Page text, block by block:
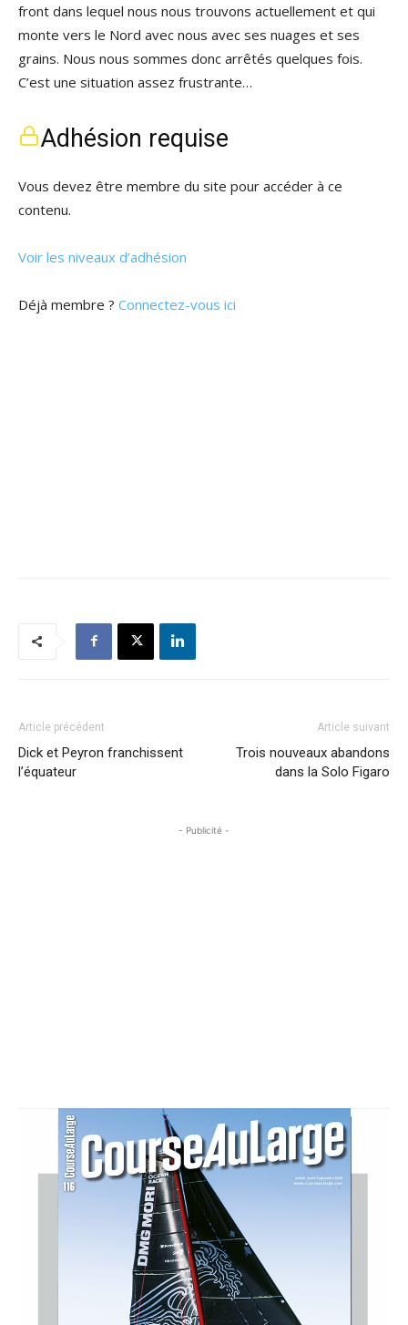
front dans lequel nous nous trouvons actuellement et qui
monte vers le Nord avec nous avec ses nuages et ses
grains. Nous nous sommes donc arrêtés quelques fois.
C’est une situation assez frustrante…
Adhésion requise
Vous devez être membre du site pour accéder à ce
contenu.
Voir les niveaux d’adhésion
Déjà membre ? Connectez-vous ici
Article précédent
Dick et Peyron franchissent
l’équateur
Article suivant
Trois nouveaux abandons
dans la Solo Figaro
- Publicité -